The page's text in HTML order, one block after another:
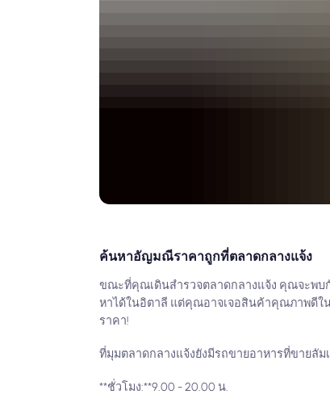
ค้นหาอัญมณีราคาถูกที่ตลาดกลางแจ้ง
ขณะที่คุณเดินสำรวจตลาดกลางแจ้ง คุณจะพบ
หาได้ในอิตาลี แต่คุณอาจเจอสินค้าคุณภาพดีใ
ราคา!
ที่มุมตลาดกลางแจ้งยังมีรถขายอาหารที่ขายลั
**ชั่วโมง:**9.00 - 20.00 น.